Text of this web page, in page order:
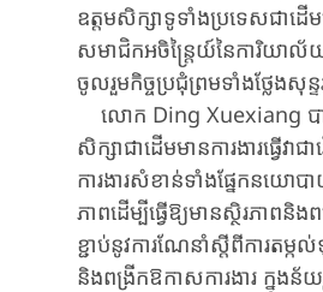
ឧត្តម​សិក្សា​ទូទាំងប្រទេស​ជាដើ
សមាជិក​អចិន្ត្រៃយ៍​នៃ​ការិយាល័
ចូលរួម​កិច្ចប្រជុំ​ព្រមទាំង​ថ្លែងសុន្
លោក ​Ding ​Xuexiang ​បា
សិក្សា​ជាដើម​មានការងារធ្វ
ការងារ​សំខាន់​ទាំង​ផ្នែក​នយោ​
ភាព​ដើម្បី​ធ្វើឱ្យ​មាន​ស្ថិរភាព​
ខ្ជាប់​នូវ​ការ​ណែនាំ​ស្តីពី​ការតម្ក
និង​ពង្រីក​ឱកាស​ការងារ ​ក្នុងន័យ